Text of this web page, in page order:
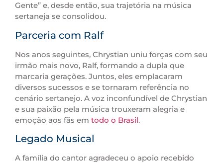
Gente” e, desde então, sua trajetória na música
sertaneja se consolidou.
Parceria com Ralf
Nos anos seguintes, Chrystian uniu forças com seu
irmão mais novo, Ralf, formando a dupla que
marcaria gerações. Juntos, eles emplacaram
diversos sucessos e se tornaram referência no
cenário sertanejo. A voz inconfundível de Chrystian
e sua paixão pela música trouxeram alegria e
emoção aos fãs em todo o Brasil.
Legado Musical
A família do cantor agradeceu o apoio recebido